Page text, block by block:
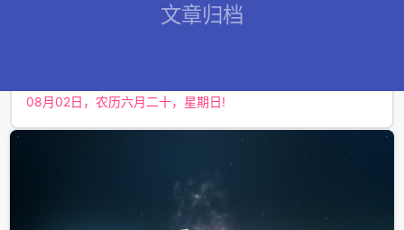
文章归档
08月06日，农历六月廿四，星期四!
08月02日，农历六月二十，星期日!